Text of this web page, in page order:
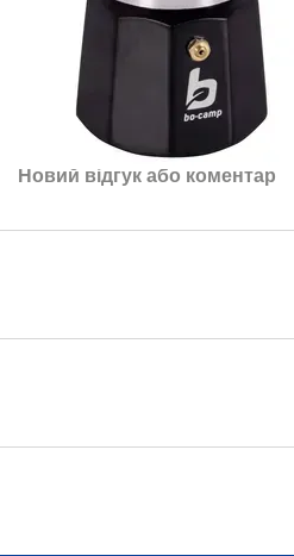
Новий відгук або коментар